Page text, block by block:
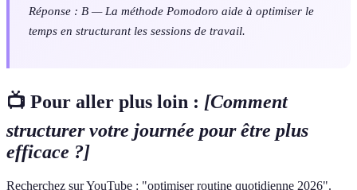
Réponse : B — La méthode Pomodoro aide à optimiser le
temps en structurant les sessions de travail.
📺 Pour aller plus loin : [Comment
structurer votre journée pour être plus
efficace ?]
Recherchez sur YouTube : "optimiser routine quotidienne 2026".